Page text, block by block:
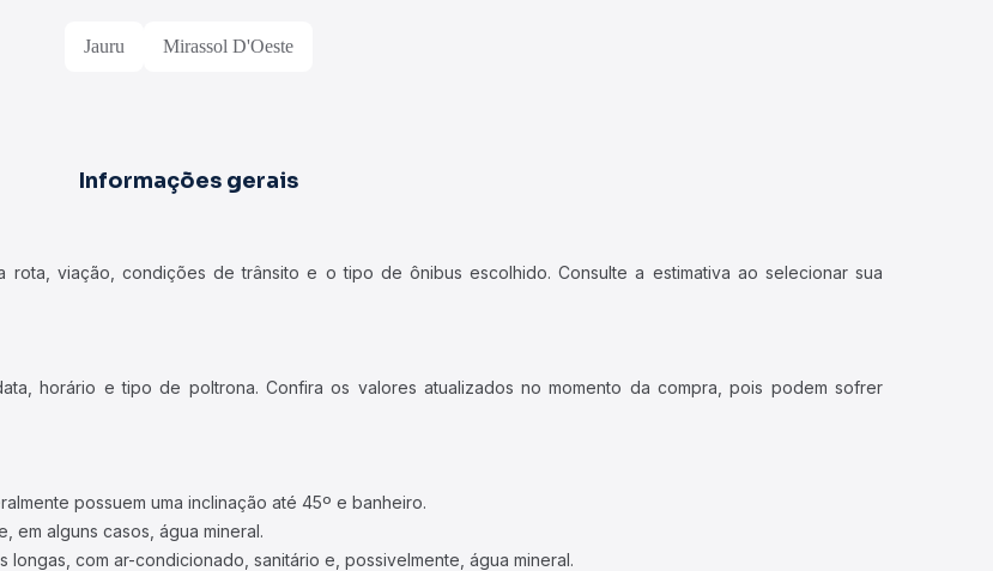
Jauru Mirassol D'Oeste
Informações gerais
viação, condições de trânsito e o tipo de ônibus escolhido. Consulte a estimativa ao selecionar sua
horário e tipo de poltrona. Confira os valores atualizados no momento da compra, pois podem sofrer
possuem uma inclinação até 45º e banheiro.
em alguns casos, água mineral.
longas, com ar-condicionado, sanitário e, possivelmente, água mineral.